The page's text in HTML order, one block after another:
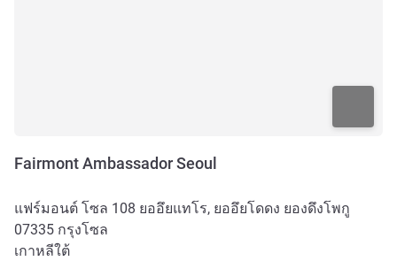
Fairmont Ambassador Seoul
แฟร์มอนต์ โซล 108 ยออึยแทโร, ยออึยโดดง ยองดึงโพกู
07335 กรุงโซล
เกาหลีใต้